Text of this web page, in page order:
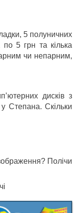
5 полуничних
5 грн та кілька
чи непарним,
дисків з
Степана. Скільки
Полічи